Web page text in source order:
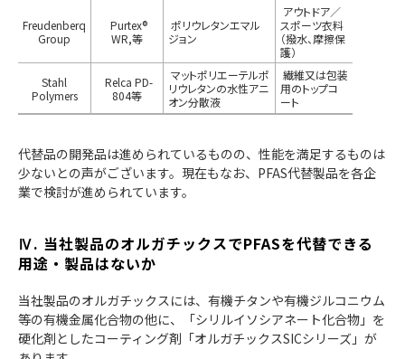
Freudenberq
Group
Purtex®
WR,等
ポリウレタンエマル
ジョン
アウトドア／
スポーツ衣料
（撥水、摩擦保
護）
Stahl
Polymers
Relca PD-
804等
マットポリエーテルポ
リウレタンの水性アニ
オン分散液
繊維又は包装
用のトップコ
ート
代替品の開発品は進められているものの、性能を満足するものは
少ないとの声がございます。現在もなお、PFAS代替製品を各企
業で検討が進められています。
Ⅳ. 当社製品のオルガチックスでPFASを代替できる
用途・製品はないか
当社製品のオルガチックスには、有機チタンや有機ジルコニウム
等の有機金属化合物の他に、「シリルイソシアネート化合物」を
硬化剤としたコーティング剤「オルガチックスSICシリーズ」が